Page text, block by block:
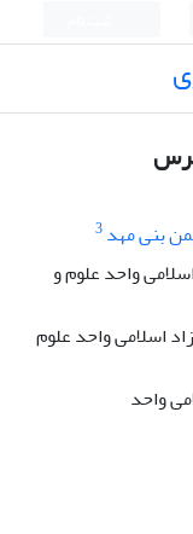
بنی مهد3
واحد علوم و
اسلامی واحد علوم
واحد